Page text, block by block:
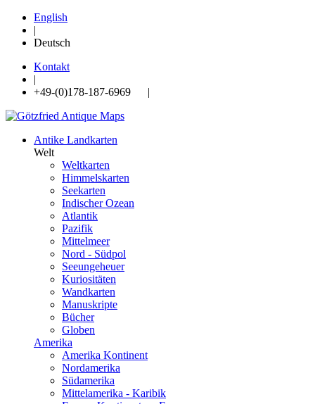
English
|
Deutsch
Kontakt
|
+49-(0)178-187-6969 |
Antike Landkarten
Welt
Weltkarten
Himmelskarten
Seekarten
Indischer Ozean
Atlantik
Pazifik
Mittelmeer
Nord - Südpol
Seeungeheuer
Kuriositäten
Wandkarten
Manuskripte
Bücher
Globen
Amerika
Amerika Kontinent
Nordamerika
Südamerika
Mittelamerika - Karibik